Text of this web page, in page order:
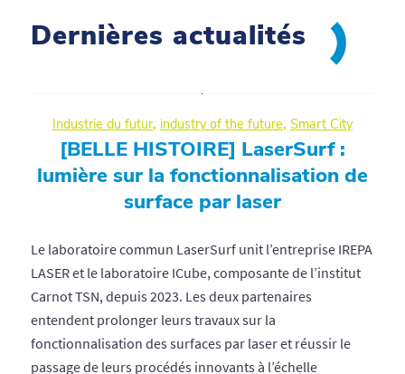
Dernières actualités
Industrie du futur, industry of the future, Smart City
[BELLE HISTOIRE] LaserSurf :
lumière sur la fonctionnalisation de
surface par laser
Le laboratoire commun LaserSurf unit l’entreprise IREPA
LASER et le laboratoire ICube, composante de l’institut
Carnot TSN, depuis 2023. Les deux partenaires
entendent prolonger leurs travaux sur la
fonctionnalisation des surfaces par laser et réussir le
passage de leurs procédés innovants à l’échelle